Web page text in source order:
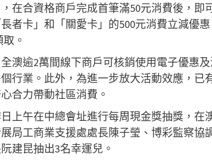
在合資格商戶完成首筆滿50元消費後，即
者卡」和「關愛卡」的500元消費立減優
。
澳逾2萬間線下商戶可核銷使用電子優惠
行業。此外，為進一步放大活動效應，已
合力帶動社區消費。
上午在中總會址進行每周現金獎抽獎，在
局工商業支援處處長陳子瑩、博彩監察協
建昆抽出3名幸運兒。